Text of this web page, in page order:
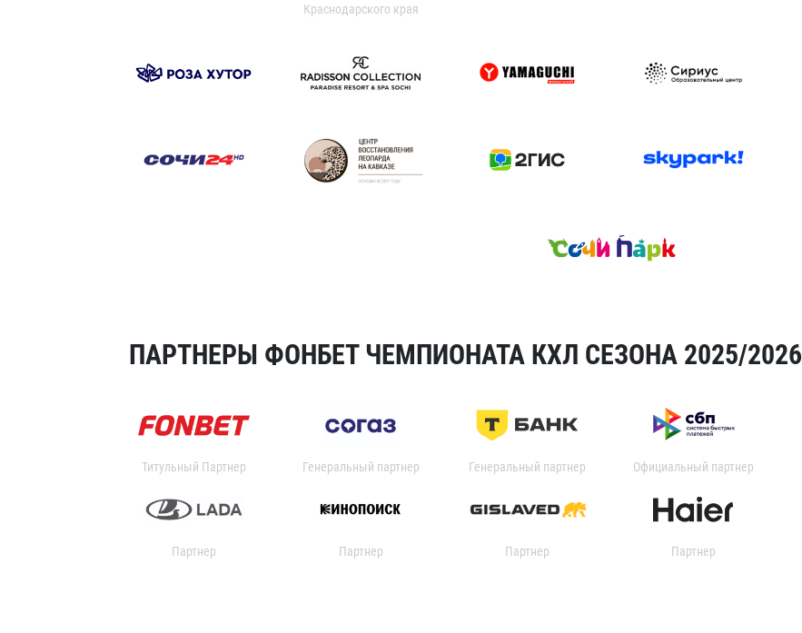
Краснодарского края
ПАРТНЕРЫ ФОНБЕТ ЧЕМПИОНАТА КХЛ СЕЗОНА 2025/2026
Титульный Партнер Генеральный партнер Генеральный партнер Официальный партнер
Партнер Партнер Партнер Партнер